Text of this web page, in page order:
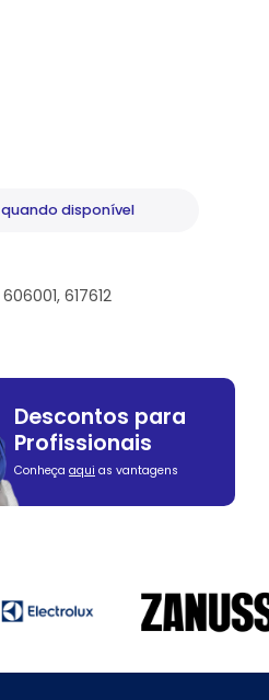
quando disponível
606001, 617612
Descontos para
Profissionais
Conheça aqui as vantagens